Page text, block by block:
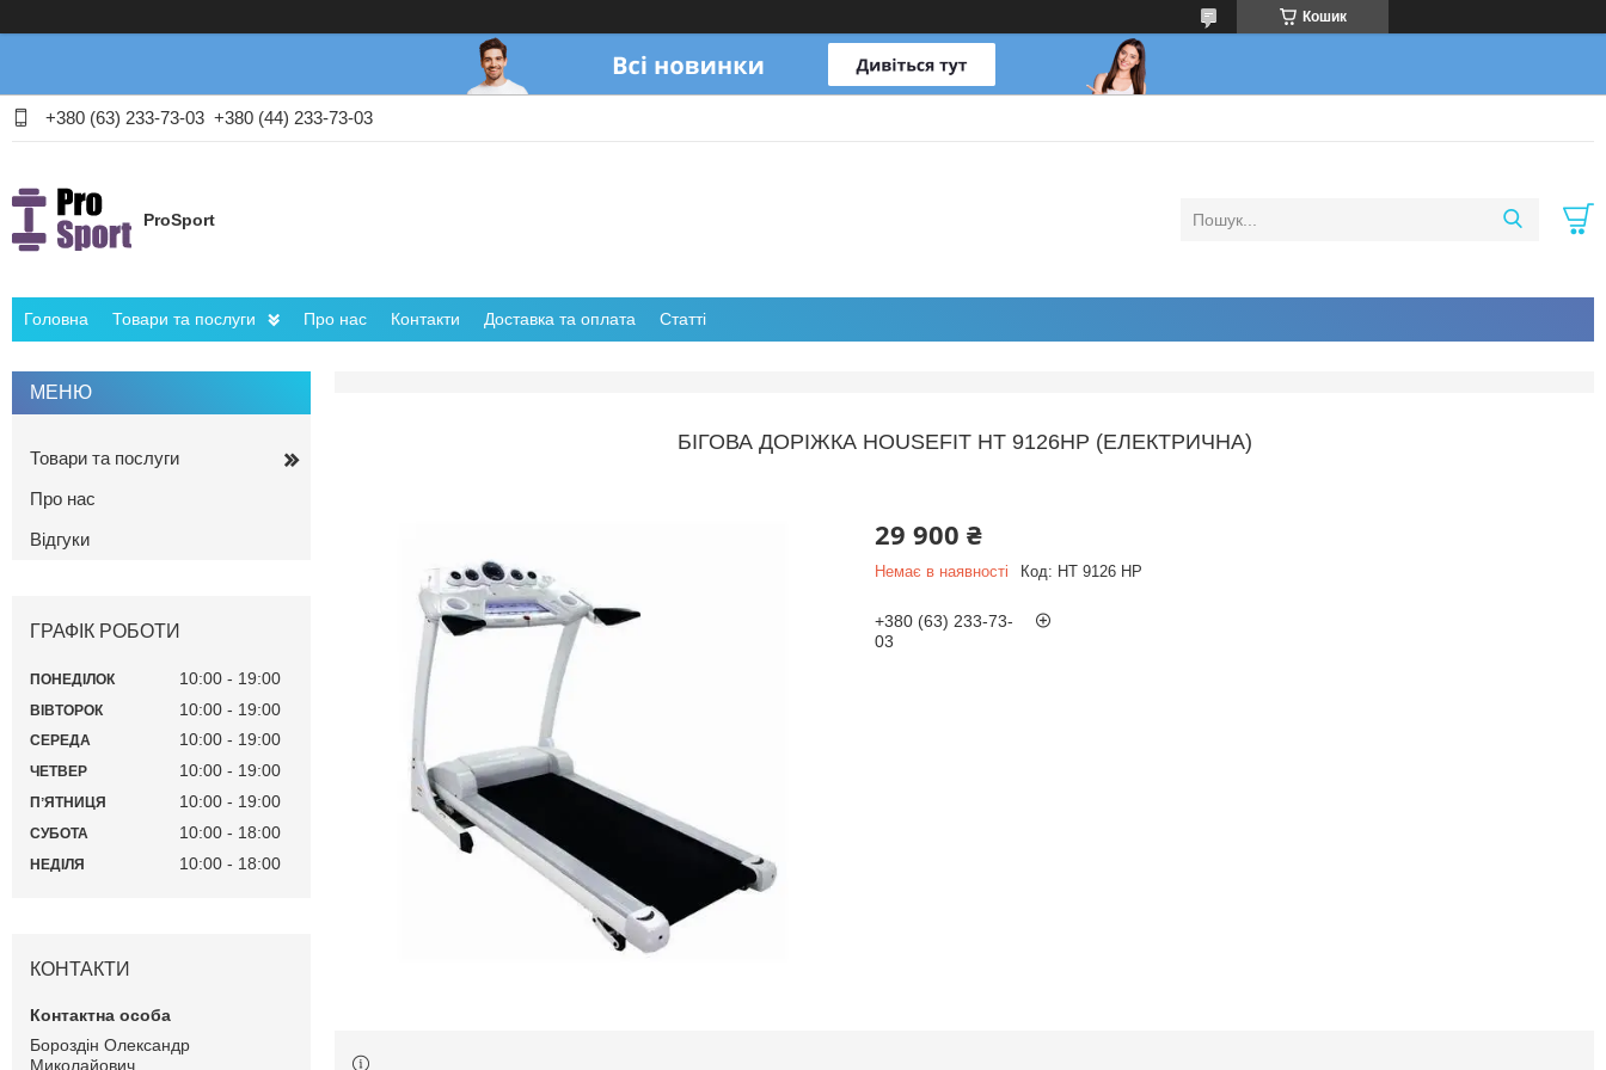
Кошик
+380 (63) 233-73-03 +380 (44) 233-73-03
ProSport
Головна Товари та послуги Про нас Контакти Доставка та оплата Статті
БІГОВА ДОРІЖКА HOUSEFIT HT 9126HP (ЕЛЕКТРИЧНА)
29 900 ₴
Немає в наявності Код: HT 9126 HP
+380 (63) 233-73-
03
Товари та послуги
Про нас
Відгуки
ГРАФІК РОБОТИ
ПОНЕДІЛОК 10:00 19:00
ВІВТОРОК 10:00 19:00
СЕРЕДА 10:00 19:00
ЧЕТВЕР 10:00 19:00
ПʼЯТНИЦЯ 10:00 19:00
СУБОТА 10:00 18:00
НЕДІЛЯ 10:00 18:00
КОНТАКТИ
Бороздін Олександр
Миколайович